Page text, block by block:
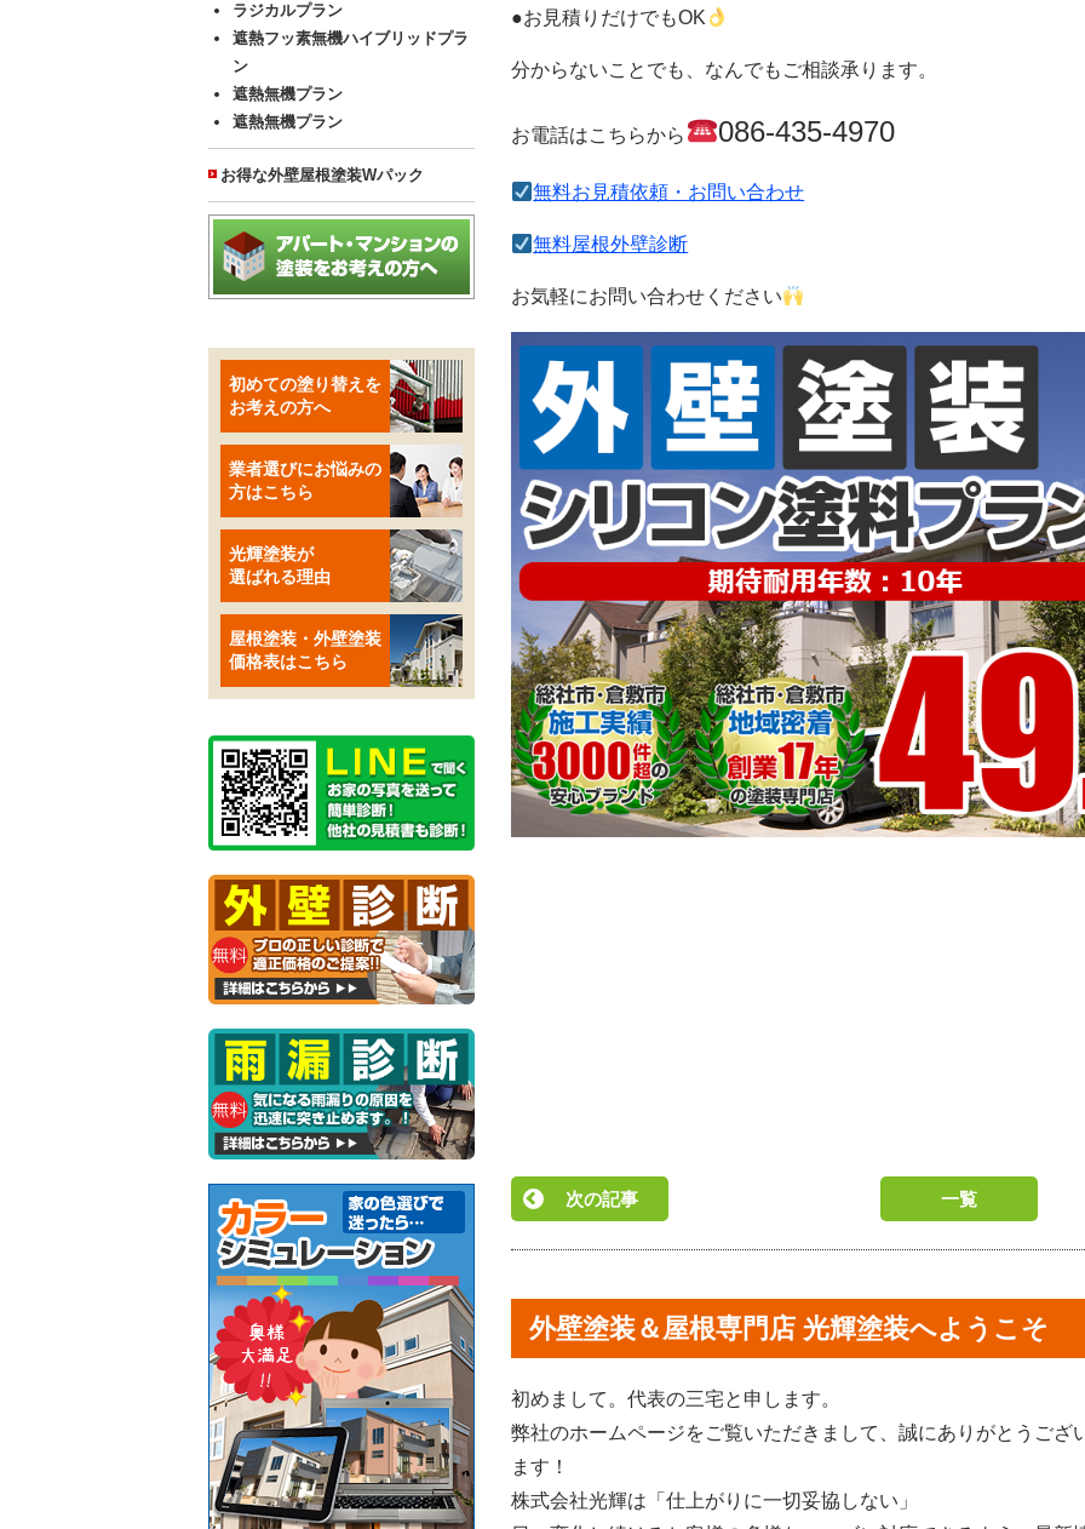
●お見積りだけでもOK
分からないことでも、なんでもご相談承ります。
お電話はこちらから 086-435-4970
無料お見積依頼・お問い合わせ
無料屋根外壁診断
お気軽にお問い合わせください
次の記事 一覧
外壁塗装＆屋根専門店 光輝塗装へようこそ
初めまして。代表の三宅と申します。
弊社のホームページをご覧いただきまして、誠にありがとうござ
ます！
株式会社光輝は「仕上がりに一切妥協しない」
ラジカルプラン
遮熱フッ素無機ハイブリッドプラ
ン
遮熱無機プラン
遮熱無機プラン
お得な外壁屋根塗装Wパック
初めての塗り替えを
お考えの方へ
業者選びにお悩みの
方はこちら
光輝塗装が
選ばれる理由
屋根塗装・外壁塗装
価格表はこちら